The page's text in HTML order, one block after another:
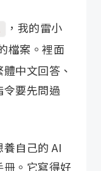
，我的雷小
檔案。裡面
中文回答、
要先問過
自己的 AI
。它寫得好